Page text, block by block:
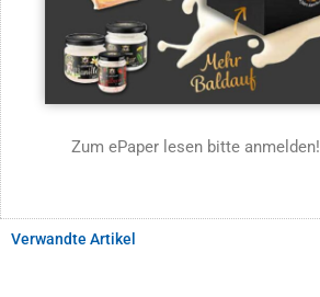
Zum ePaper lesen bitte anmelden!
Verwandte Artikel